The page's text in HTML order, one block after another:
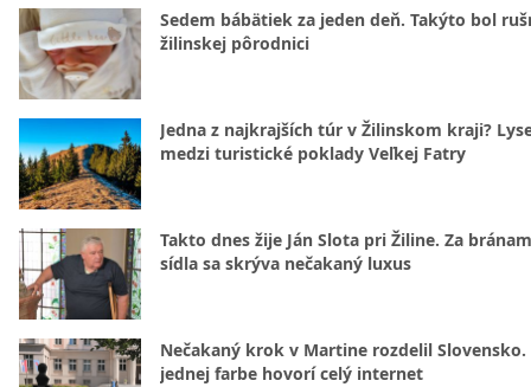
Sedem bábätiek za jeden deň. Takýto bol
žilinskej pôrodnici
Jedna z najkrajších túr v Žilinskom kraji?
medzi turistické poklady Veľkej Fatry
Takto dnes žije Ján Slota pri Žiline. Za
sídla sa skrýva nečakaný luxus
Nečakaný krok v Martine rozdelil Slovensko.
jednej farbe hovorí celý internet